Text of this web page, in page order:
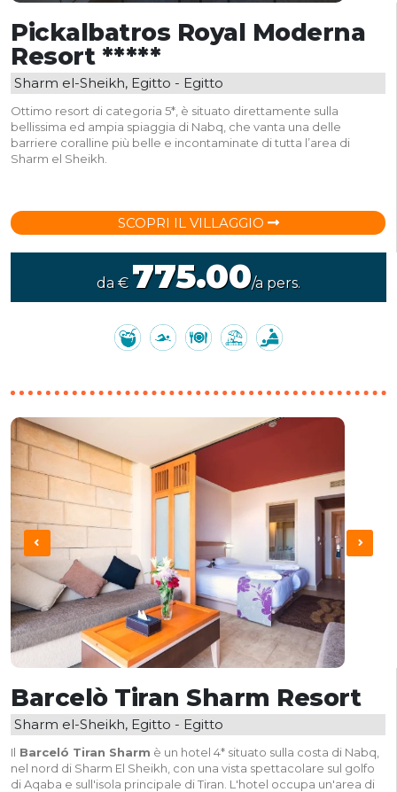
Pickalbatros Royal Moderna
Resort *****
Sharm el-Sheikh, Egitto - Egitto
Ottimo resort di categoria 5*, è situato direttamente sulla
bellissima ed ampia spiaggia di Nabq, che vanta una delle
barriere coralline più belle e incontaminate di tutta l’area di
Sharm el Sheikh.
SCOPRI IL VILLAGGIO
da € 775.00/a pers.
Barcelò Tiran Sharm Resort
Sharm el-Sheikh, Egitto - Egitto
Il Barceló Tiran Sharm è un hotel 4* situato sulla costa di Nabq,
nel nord di Sharm El Sheikh, con una vista spettacolare sul golfo
di Aqaba e sull'isola principale di Tiran. L'hotel occupa un'area di